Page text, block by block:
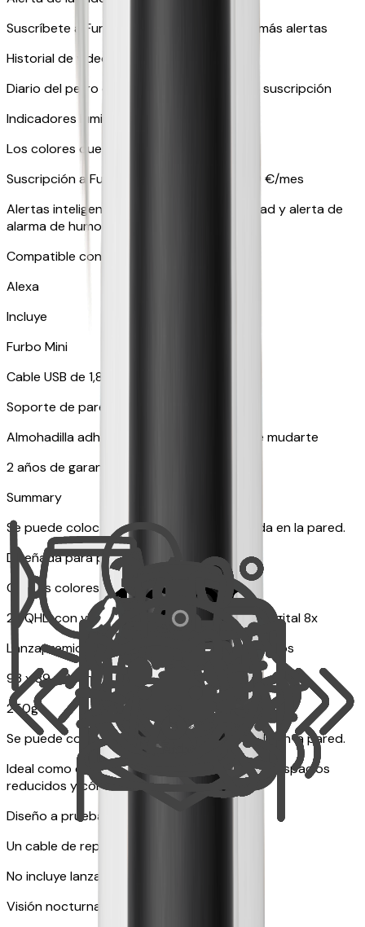
Suscríbete a Furbo Nanny para acceder a más alertas
Historial de vídeo mediante suscripción
Diario del perro o Diario del gato mediante suscripción
Indicadores luminosos en amarillo y azul
Los colores que ven las mascotas
Suscripción a Furbo Nanny a partir de 6,99 €/mes
Alertas inteligentes como alerta de actividad y alerta de
alarma de humo, entre muchas otras.
Compatible con dispositivos inteligentes
Alexa
Incluye
Furbo Mini
Cable USB de 1,8 metros
Soporte de pared
Almohadilla adhesiva ideal por si tienes que mudarte
2 años de garantía
Summary
Se puede colocar sobre una mesa o colgada en la pared.
Diseñada para perros y gatos
Con los colores que tu mascota puede ver
2K QHD con vista giratoria de 360° y zoom digital 8x
Lanzapremios Lite - Hasta 10 premios pequeños
93 x 89 x 89 mm
250g
Se puede colocar sobre una mesa o colgada en la pared.
Ideal como cámara adicional, adecuada para espacios
reducidos y cómoda para viajar.
Diseño a prueba de mascotas
Un cable de repuesto gratuito.
No incluye lanzapremios
Visión nocturna en color